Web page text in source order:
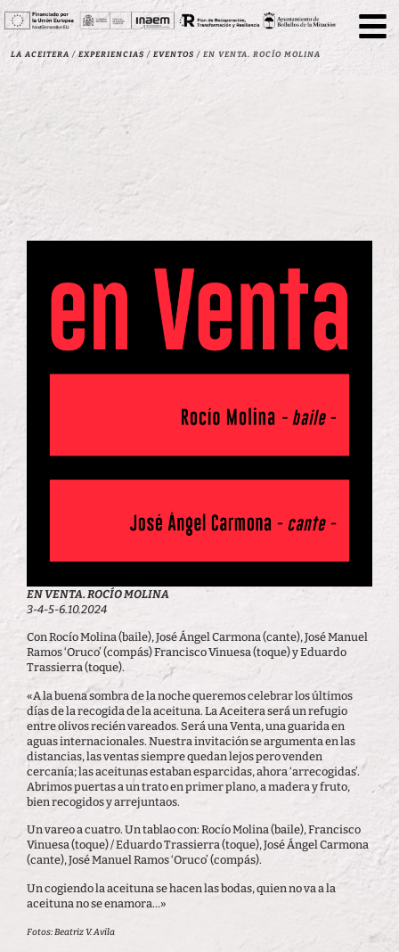
La Aceitera /Experiencias / Eventos / EN VENTA. ROCÍO MOLINA
EN VENTA. ROCÍO MOLINA
3-4-5-6.10.2024
Con Rocío Molina (baile), José Ángel Carmona (cante), José Manuel
Ramos ‘Oruco’ (compás) Francisco Vinuesa (toque) y Eduardo
Trassierra (toque).
«A la buena sombra de la noche queremos celebrar los últimos
días de la recogida de la aceituna. La Aceitera será un refugio
entre olivos recién vareados. Será una Venta, una guarida en
aguas internacionales. Nuestra invitación se argumenta en las
distancias, las ventas siempre quedan lejos pero venden
cercanía; las aceitunas estaban esparcidas, ahora ‘arrecogidas’.
Abrimos puertas a un trato en primer plano, a madera y fruto,
bien recogidos y arrejuntaos.
Un vareo a cuatro. Un tablao con: Rocío Molina (baile), Francisco
Vinuesa (toque) / Eduardo Trassierra (toque), José Ángel Carmona
(cante), José Manuel Ramos ‘Oruco’ (compás).
Un cogiendo la aceituna se hacen las bodas, quien no va a la
aceituna no se enamora…»
Fotos: Beatriz V. Avila